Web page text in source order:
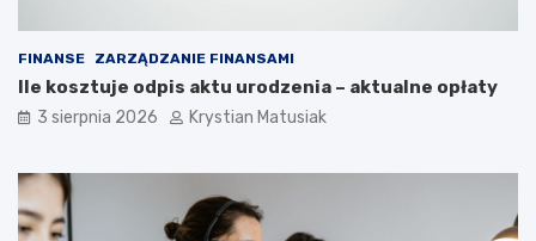
FINANSE ZARZĄDZANIE FINANSAMI
Ile kosztuje odpis aktu urodzenia – aktualne opłaty
3 sierpnia 2026 Krystian Matusiak